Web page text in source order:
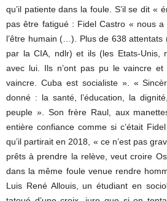
qu’il patiente dans la foule. S’il se dit «
pas être fatigué : Fidel Castro « nous
l’être humain (…). Plus de 638 attentats
par la CIA, ndlr) et ils (les Etats-Unis,
avec lui. Ils n’ont pas pu le vaincre
vaincre. Cuba est socialiste ». «
donné : la santé, l’éducation, la
peuple ». Son frère Raul, aux
entière confiance comme si c’était
qu’il partirait en 2018, « ce n’est pas
prêts à prendre la relève, veut croire
dans la même foule venue rendre
Luis René Allouis, un étudiant en